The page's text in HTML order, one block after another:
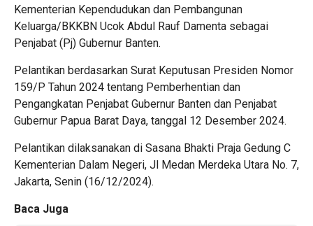
Kementerian Kependudukan dan Pembangunan
Keluarga/BKKBN Ucok Abdul Rauf Damenta sebagai
Penjabat (Pj) Gubernur Banten.
Pelantikan berdasarkan Surat Keputusan Presiden Nomor
159/P Tahun 2024 tentang Pemberhentian dan
Pengangkatan Penjabat Gubernur Banten dan Penjabat
Gubernur Papua Barat Daya, tanggal 12 Desember 2024.
Pelantikan dilaksanakan di Sasana Bhakti Praja Gedung C
Kementerian Dalam Negeri, Jl Medan Merdeka Utara No. 7,
Jakarta, Senin (16/12/2024).
Baca Juga